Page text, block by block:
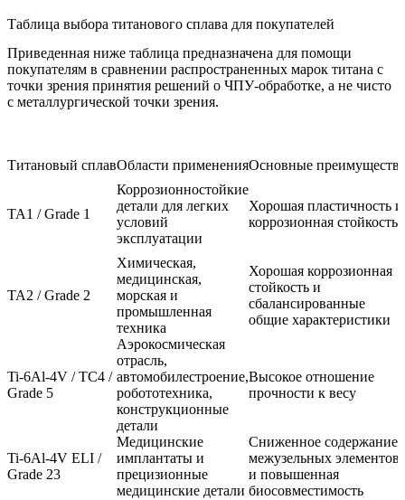
Таблица выбора титанового сплава для покупателей
Приведенная ниже таблица предназначена для помощи
покупателям в сравнении распространенных марок титана с
точки зрения принятия решений о ЧПУ-обработке, а не чисто
с металлургической точки зрения.
Титановый сплавОбласти примененияОсновные преимущества
TA1 / Grade 1
Коррозионностойкие
детали для легких
условий
эксплуатации
Хорошая пластичность и
коррозионная стойкость
TA2 / Grade 2
Химическая,
медицинская,
морская и
промышленная
техника
Хорошая коррозионная
стойкость и
сбалансированные
общие характеристики
Ti-6Al-4V / TC4 /
Grade 5
Аэрокосмическая
отрасль,
автомобилестроение,
робототехника,
конструкционные
детали
Высокое отношение
прочности к весу
Ti-6Al-4V ELI /
Grade 23
Медицинские
имплантаты и
прецизионные
медицинские детали
Сниженное содержание
межузельных элементов
и повышенная
биосовместимость